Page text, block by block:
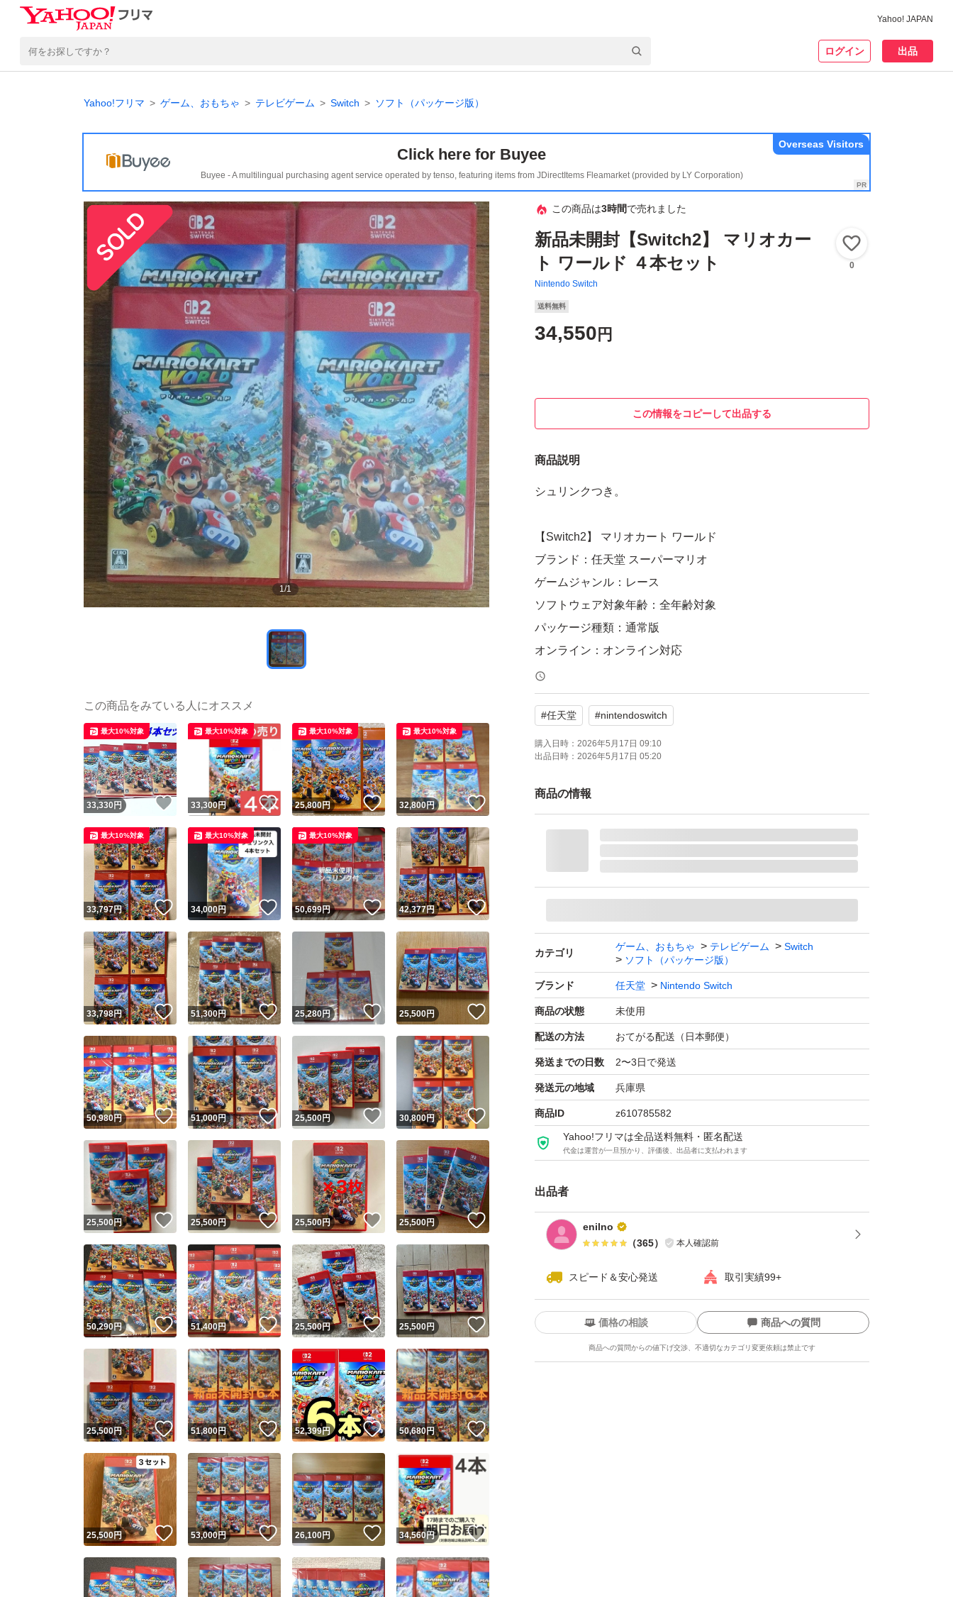
Yahoo! JAPAN
ログイン 出品
Yahoo!フリマ ゲーム、おもちゃ テレビゲーム Switch ソフト（パッケージ版）
Click here for Buyee
Buyee - A multilingual purchasing agent service operated by tenso, featuring items from JDirectItems Fleamarket (provided by LY Corporation)
Overseas Visitors
1/1
この商品は3時間で売れました
新品未開封【Switch2】 マリオカー
ト ワールド ４本セット
Nintendo Switch
0
送料無料
34,550 円
この情報をコピーして出品する
商品説明
シュリンクつき。
【Switch2】 マリオカート ワールド
ブランド：任天堂 スーパーマリオ
ゲームジャンル：レース
ソフトウェア対象年齢：全年齢対象
パッケージ種類：通常版
オンライン：オンライン対応
プレイモード：TVモード対応 テーブルモード対応 携帯モード対
応
携帯モードプレイ人数：1 人
#任天堂 #nintendoswitch
購入日時： 2026年5月17日 09:10
出品日時： 2026年5月17日 05:20
商品の情報
カテゴリ
ゲーム、おもちゃ テレビゲーム
Switch
ソフト（パッケージ版）
ブランド 任天堂 Nintendo Switch
商品の状態 未使用
配送の方法 おてがる配送（日本郵便）
発送までの日数 2〜3日で発送
発送元の地域 兵庫県
商品ID z610785582
Yahoo!フリマは全品送料無料・匿名配送
代金は運営が一旦預かり、評価後、出品者に支払われます
出品者
enilno
（365） 本人確認前
スピード＆安心発送 取引実績99+
ユーザーの実績について
Yahoo!フリマが定めた一定の基準を満たしたユーザーにバッジを付与しています
安心取引出品者
安心取引出品者 Yahoo!フリマの基準をクリアした安心・安全なユーザーです
取引実績
取引実績◯+ このユーザーはYahoo!フリマの取引を完了させた実績があります
価格の相談 商品への質問
商品への質問からの値下げ交渉、不適切なカテゴリ変更依頼は禁止です
この商品の情報をコピーします
商品画像の 無断転載は禁止されています
コピーは1商品につき1回です
この商品をみている人にオススメ
33,330 円 いいね！
最大10%対象
33,300円 いいね！
最大10%対象
25,800円 いいね！
最大10%対象
32,800円
最大10%対象
33,797円 いいね！
最大10%対象
34,000円 いいね！
最大10%対象
50,699円 いいね！
最大10%対象
42,377円 いいね！
33,798円 いいね！
51,300円 いいね！
25,280円 いいね！
25,500円
50,980円 いいね！
51,000円 いいね！
25,500円 いいね！
30,800円
25,500円 いいね！
25,500円 いいね！
25,500円 いいね！
25,500円
50,290円 いいね！
51,400円 いいね！
25,500円 いいね！
25,500円 いいね！
25,500円 いいね！
51,800円 いいね！
52,399円 いいね！
50,680円 いいね！
25,500円 いいね！
53,000円 いいね！
26,100円 いいね！
34,560円